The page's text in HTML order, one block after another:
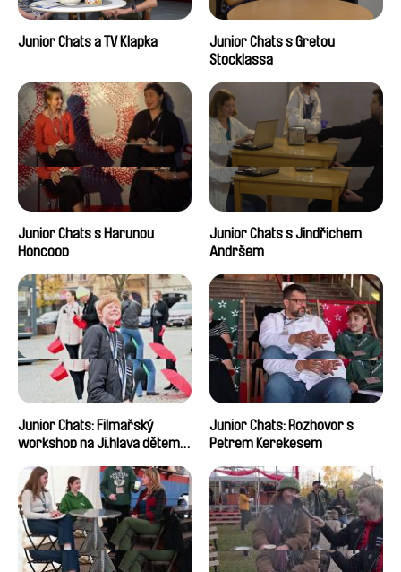
Junior Chats a TV Klapka
Junior Chats s Gretou
Stocklassa
Junior Chats s Harunou
Honcoop
Junior Chats s Jindřichem
Andršem
Junior Chats: Filmařský
workshop na Ji.hlava dětem
Junior Chats: Rozhovor s
Petrem Kerekesem